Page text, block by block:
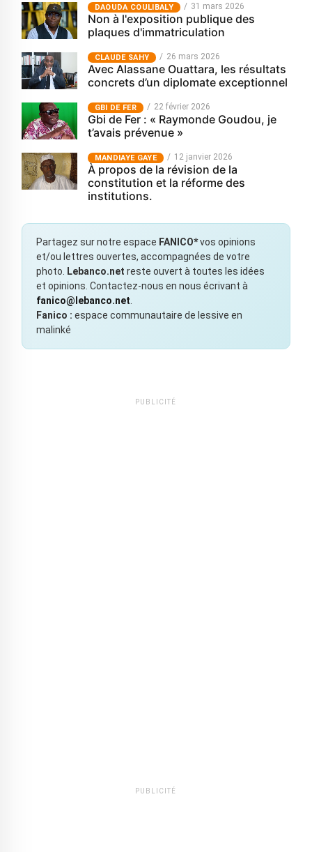
‎DAOUDA COULIBALY 31 mars 2026
Non à l'exposition publique des
plaques d'immatriculation
CLAUDE SAHY 26 mars 2026
Avec Alassane Ouattara, les résultats
concrets d’un diplomate exceptionnel
GBI DE FER 22 février 2026
Gbi de Fer : « Raymonde Goudou, je
t’avais prévenue »
MANDIAYE GAYE 12 janvier 2026
À propos de la révision de la
constitution et la réforme des
institutions.
Partagez sur notre espace FANICO*vos opinions
et/ou lettres ouvertes, accompagnées de votre
photo.
Lebanco.net reste ouvert à toutes les idées
et opinions. Contactez-nous en nous écrivant à
fanico@lebanco.net
Fanico : espace communautaire de lessive en
malinké
PUBLICITÉ
PUBLICITÉ